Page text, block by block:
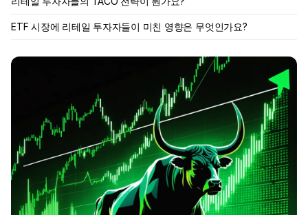
ETF 시장에 리테일 투자자들이 미친 영향은 무엇인가요?